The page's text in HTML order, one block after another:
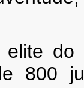
elite
800